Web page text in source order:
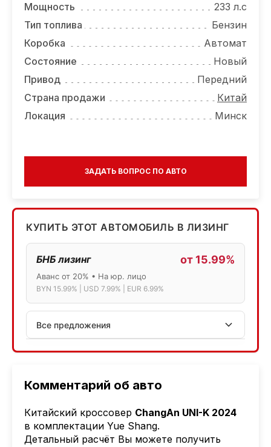
Комментарий об авто
Китайский кроссовер ChangAn UNI-K 2024
в комплектации Yue Shang.
Детальный расчёт Вы можете получить
Мощность
233 л.с
Тип топлива
Бензин
Коробка
Автомат
Состояние
Новый
Привод
Передний
Страна продажи
Китай
Локация
Минск
ЗАДАТЬ ВОПРОС ПО АВТО
КУПИТЬ ЭТОТ АВТОМОБИЛЬ В ЛИЗИНГ
БНБ лизинг от 15.99%
Аванс от 20% • На юр. лицо
BYN 15.99% | USD 7.99% | EUR 6.99%
Все предложения
АСБ лизинг
Лизинг: BYN 17% | USD 7.99% | EUR 6.99%
Также доступен кредит "Проще простого" 18.9%